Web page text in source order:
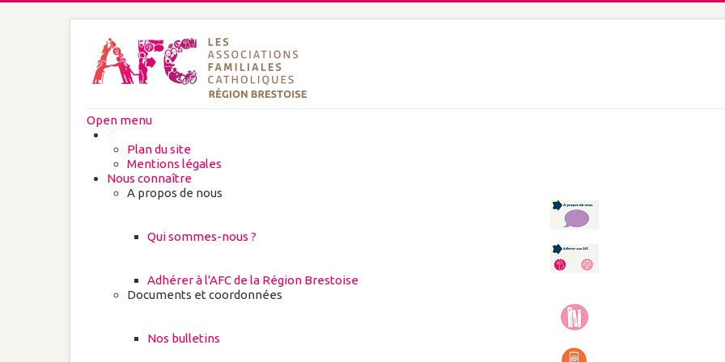
Open menu
Plan du site
Mentions légales
Nous connaître
A propos de nous
Qui sommes-nous ?
Adhérer à l'AFC de la Région Brestoise
Documents et coordonnées
Nos bulletins